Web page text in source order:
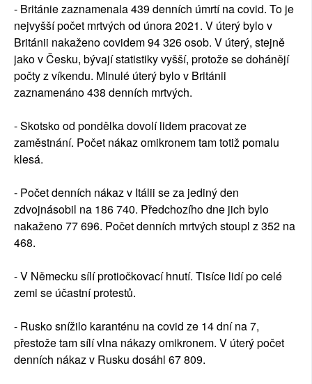
- Británie zaznamenala 439 denních úmrtí na covid. To je
nejvyšší počet mrtvých od února 2021. V úterý bylo v
Británii nakaženo covidem 94 326 osob. V úterý, stejně
jako v Česku, bývají statistiky vyšší, protože se dohánějí
počty z víkendu. Minulé úterý bylo v Británii
zaznamenáno 438 denních mrtvých.
- Skotsko od pondělka dovolí lidem pracovat ze
zaměstnání. Počet nákaz omikronem tam totiž pomalu
klesá.
- Počet denních nákaz v Itálii se za jediný den
zdvojnásobil na 186 740. Předchozího dne jich bylo
nakaženo 77 696. Počet denních mrtvých stoupl z 352 na
468.
- V Německu sílí protiočkovací hnutí. Tisíce lidí po celé
zemi se účastní protestů.
- Rusko snížilo karanténu na covid ze 14 dní na 7,
přestože tam sílí vlna nákazy omikronem. V úterý počet
denních nákaz v Rusku dosáhl 67 809.